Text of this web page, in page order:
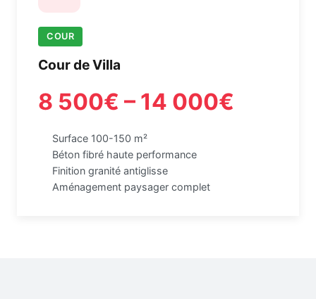
COUR
Cour de Villa
8 500€ – 14 000€
Surface 100-150 m²
Béton fibré haute performance
Finition granité antiglisse
Aménagement paysager complet